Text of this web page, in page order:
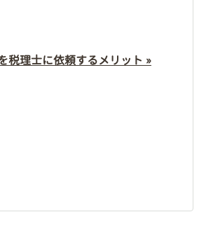
税理士に依頼するメリット »